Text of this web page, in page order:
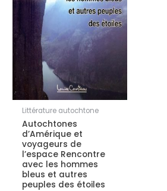
Littérature autochtone
Autochtones
d’Amérique et
voyageurs de
l’espace Rencontre
avec les hommes
bleus et autres
peuples des étoiles